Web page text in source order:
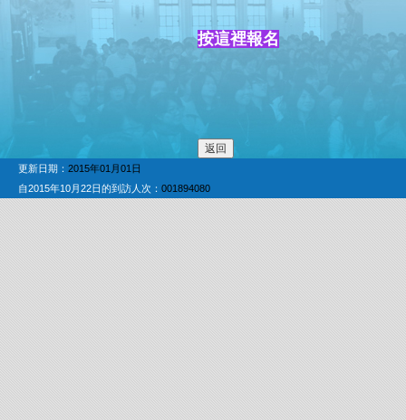
按這裡報名
更新日期： 2015年01月01日
自2015年10月22日的到訪人次： 001894080